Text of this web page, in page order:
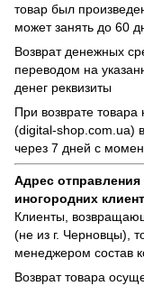
товар был
может занять до 60
Возврат денежных
переводом на
денег реквизиты
При возврате
(digital-shop.com.ua)
через 7 дней с
Адрес
иногородних
Клиенты,
(не из г. Черновцы),
менеджером состав
Возврат товара